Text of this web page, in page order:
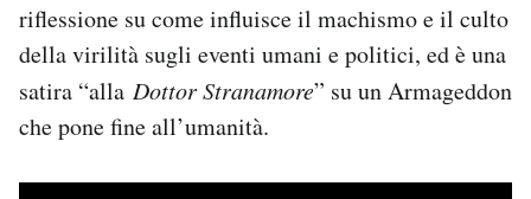
riflessione su come influisce il machismo e il culto
della virilità sugli eventi umani e politici, ed è una
satira “alla Dottor Stranamore” su un Armageddon
che pone fine all’umanità.